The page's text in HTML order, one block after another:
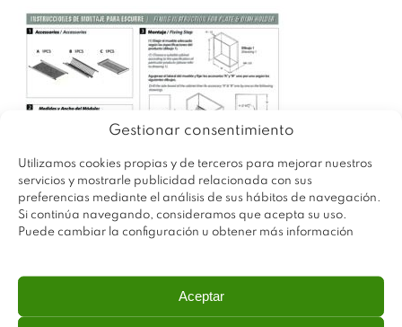
Gestionar consentimiento
Utilizamos cookies propias y de terceros para mejorar nuestros
servicios y mostrarle publicidad relacionada con sus
preferencias mediante el análisis de sus hábitos de navegación.
Si continúa navegando, consideramos que acepta su uso.
Puede cambiar la configuración u obtener más información
Aceptar